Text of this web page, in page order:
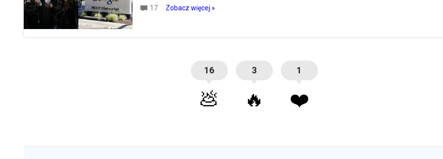
17 Zobacz więcej »
16
💩
3
🔥
1
❤️